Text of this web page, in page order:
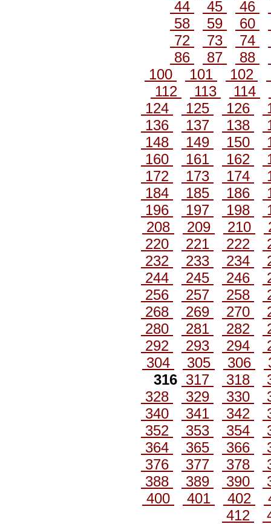
44
45 46
58
59 60
72
73 74
86
87 88
100
101 102
112
113 114
124
125 126
136
137 138
148
149 150
160
161 162
172
173 174
184
185 186
196
197 198
208
209 210
220
221 222
232
233 234
244
245 246
256
257 258
268
269 270
280
281 282
292
293 294
304
305 306
316 317 318
328
329 330
340
341 342
352
353 354
364
365 366
376
377 378
388
389 390
400
401 402
412